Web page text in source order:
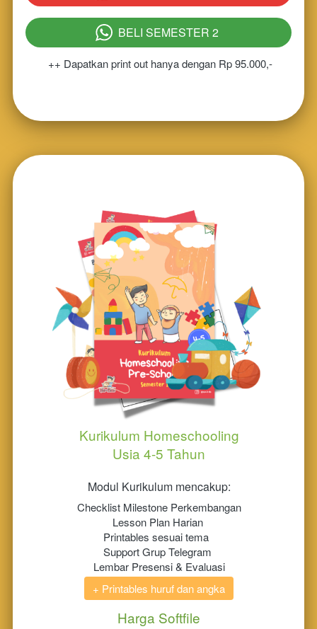
` BELI SEMESTER 2
++ Dapatkan print out hanya dengan Rp 95.000,-
Kurikulum Homeschooling
Usia 4-5 Tahun
Modul Kurikulum mencakup:
Checklist Milestone Perkembangan
Lesson Plan Harian
Printables sesuai tema
Support Grup Telegram
Lembar Presensi & Evaluasi
+ Printables huruf dan angka
Harga Softfile